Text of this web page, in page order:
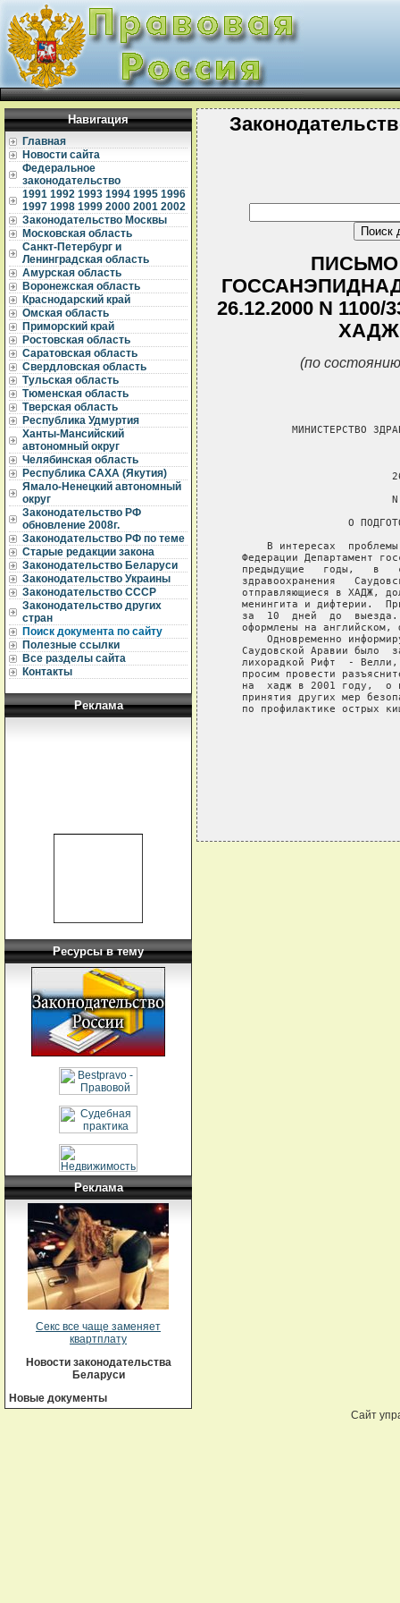
Навигация
Главная
Новости сайта
Федеральное
законодательство
1991 1992 1993 1994 1995 1996
1997 1998 1999 2000 2001 2002
Законодательство Москвы
Московская область
Санкт-Петербург и
Ленинградская область
Амурская область
Воронежская область
Краснодарский край
Омская область
Приморский край
Ростовская область
Саратовская область
Свердловская область
Тульская область
Тюменская область
Тверская область
Республика Удмуртия
Ханты-Мансийский
автономный округ
Челябинская область
Республика САХА (Якутия)
Ямало-Ненецкий автономный
округ
Законодательство РФ
обновление 2008г.
Законодательство РФ по теме
Старые редакции закона
Законодательство Беларуси
Законодательство Украины
Законодательство СССР
Законодательство других
стран
Поиск документа по сайту
Полезные ссылки
Все разделы сайта
Контакты
Реклама
Ресурсы в тему
Реклама
Секс все чаще заменяет
квартплату
Новости законодательства
Беларуси
Новые документы
ПИСЬМО
26.12.2000 N
(по
МИНИСТЕРСТВО
О
В интересах
Федерации Департамент
предыдущие   годы,   в
здравоохранения
отправляющиеся в ХАДЖ,
менингита и дифтерии.
за  10  дней  до
оформлены на английском,
Одновременно
Саудовской Аравии было
лихорадкой Рифт  -
просим провести
на  хадж в 2001 году,  о
принятия других мер
по профилактике острых
Сайт